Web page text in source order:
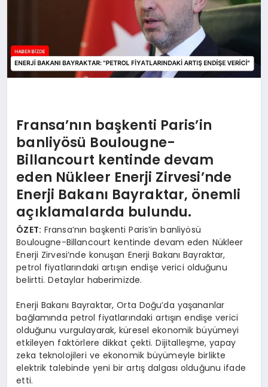
Fransa’nın başkenti Paris’in
banliyösü Boulougne-
Billancourt kentinde devam
eden Nükleer Enerji Zirvesi’nde
Enerji Bakanı Bayraktar, önemli
açıklamalarda bulundu.
ÖZET: Fransa’nın başkenti Paris’in banliyösü
Boulougne-Billancourt kentinde devam eden Nükleer
Enerji Zirvesi’nde konuşan Enerji Bakanı Bayraktar,
petrol fiyatlarındaki artışın endişe verici olduğunu
belirtti. Detaylar haberimizde.
Enerji Bakanı Bayraktar, Orta Doğu’da yaşananlar
bağlamında petrol fiyatlarındaki artışın endişe verici
olduğunu vurgulayarak, küresel ekonomik büyümeyi
etkileyen faktörlere dikkat çekti. Dijitalleşme, yapay
zeka teknolojileri ve ekonomik büyümeyle birlikte
elektrik talebinde yeni bir artış dalgası olduğunu ifade
etti.